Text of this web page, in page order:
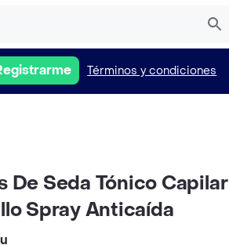
Términos y condiciones
De Seda Tónico
Spray Anticaída
u